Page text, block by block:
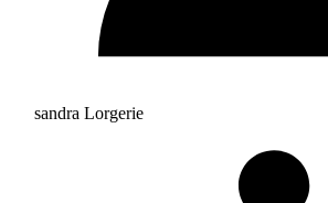
sandra Lorgerie